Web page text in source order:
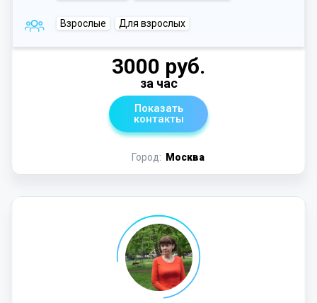
Взрослые Для взрослых
Город: Москва
3000 руб.
за час
Показать
контакты